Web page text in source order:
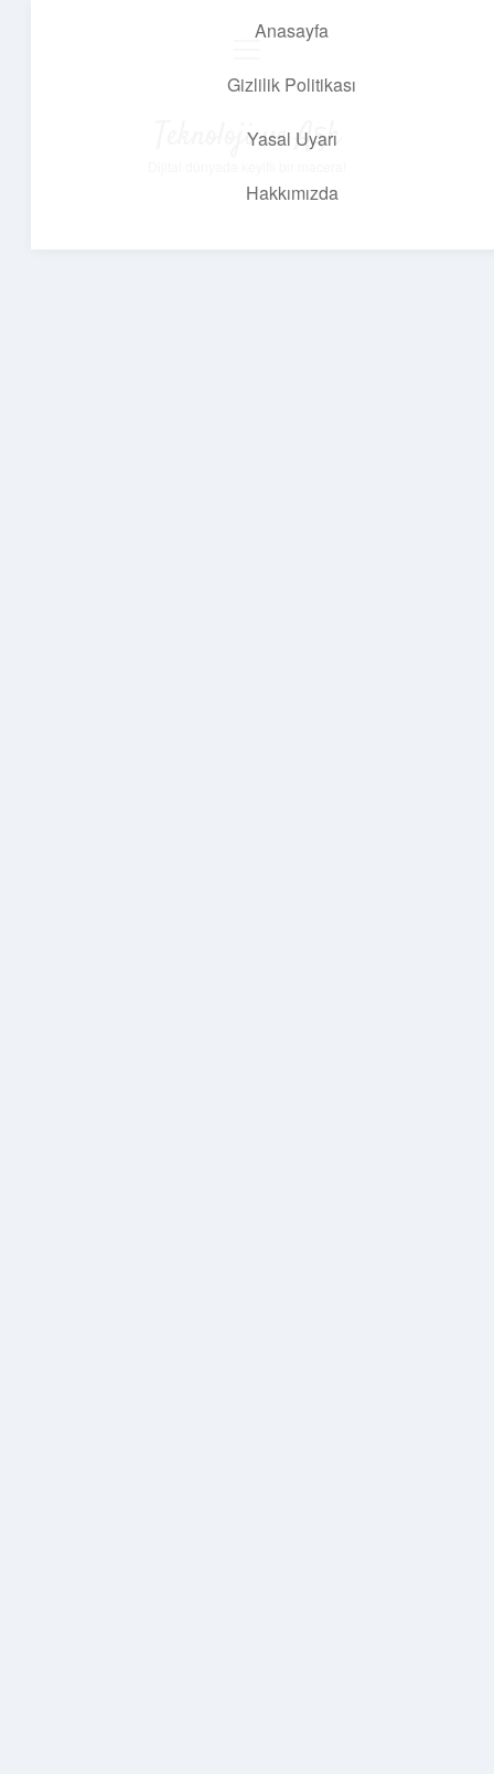
Anasayfa
Gizlilik Politikası
Yasal Uyarı
Hakkımızda
Teknoloji ve Aşk